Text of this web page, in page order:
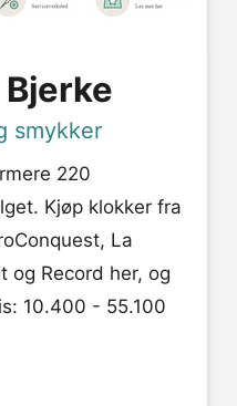
smykker
220
Kjøp klokker fra
La
og Record her, og
10.400 - 55.100